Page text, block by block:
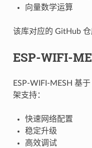
向量数学运算
该库对应的 GitHub 仓
ESP-WIFI-
ESP-WIFI-MESH 基
架支持：
快速网络配置
稳定升级
高效调试